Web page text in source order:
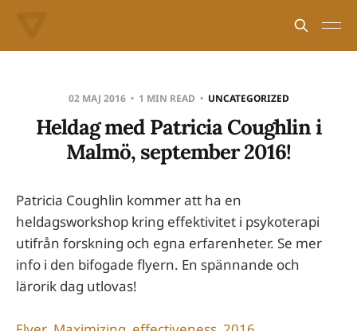
02 MAJ 2016 1 MIN READ UNCATEGORIZED
Heldag med Patricia Coughlin i
Malmö, september 2016!
Patricia Coughlin kommer att ha en
heldagsworkshop kring effektivitet i psykoterapi
utifrån forskning och egna erfarenheter. Se mer
info i den bifogade flyern. En spännande och
lärorik dag utlovas!